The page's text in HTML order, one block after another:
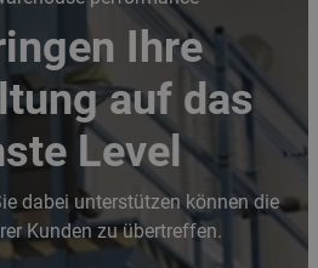
Ihre
auf das
Level
dabei unterstützen können die
Kunden zu übertreffen.